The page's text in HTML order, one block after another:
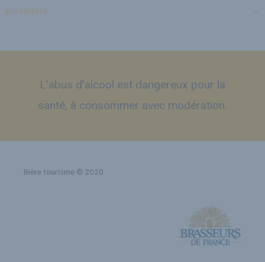
précédent
→
L’abus d’alcool est dangereux pour la
santé, à consommer avec modération.
Bière tourisme © 2020